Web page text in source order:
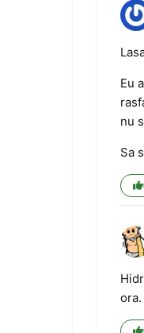
Eu
nu
Sa
ora.